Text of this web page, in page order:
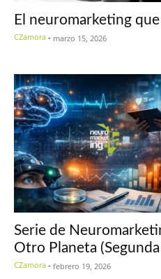
El neuromarketing
CZamora - marzo 15, 2026
Serie de
Otro Planeta
CZamora - febrero 19, 2026